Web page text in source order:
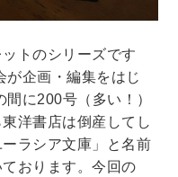
トのシリーズです
が企画・編集をはじ
間に200号（多い！）
洋書店は倒産してし
ラシア文庫」と名前
おります。今回の